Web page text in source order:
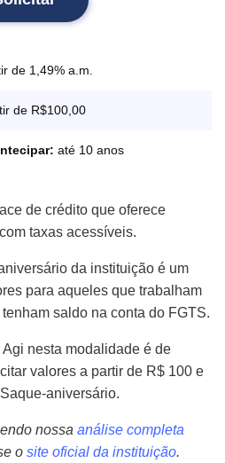
de 1,49% a.m.
de R$100,00
até 10 anos
de crédito que oferece
taxas acessíveis.
da instituição é um
para aqueles que trabalham
saldo na conta do FGTS.
nesta modalidade é de
valores a partir de R$ 100 e
aniversário.
nossa análise completa
o site oficial da instituição.